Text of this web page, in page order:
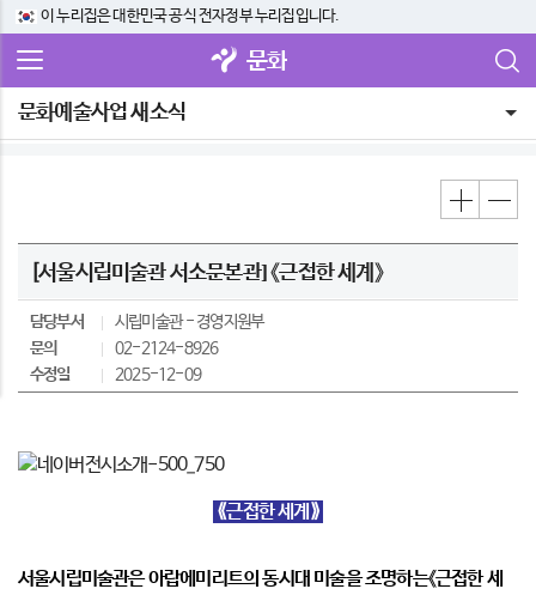
이 누리집은 대한민국 공식 전자정부 누리집입니다.
문화
문화예술사업 새소식
[서울시립미술관 서소문본관] 《근접한 세계》
담당부서 시립미술관
경영지원부
문의
02-2124-8926
수정일
2025-12-09
⟪근접한 세계⟫
서울시립미술관은 아랍에미리트의 동시대 미술을 조명하는《근접한 세